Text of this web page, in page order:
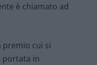
è chiamato ad
premio cui si
portata in